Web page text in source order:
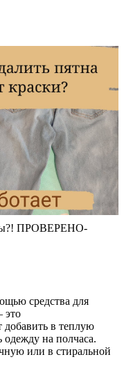
ПРОВЕРЕНО-
средства для
это
добавить в теплую
одежду на полчаса.
или в стиральной